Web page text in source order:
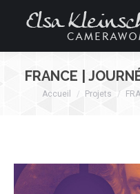
FRANCE |
Vous êtes ici :
Accueil Projets